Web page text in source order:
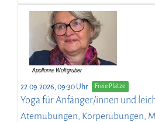
22.09.2026, 09:30 Uhr Freie Plätze
Yoga für Anfänger/innen und
Atemübungen, Körperübungen,